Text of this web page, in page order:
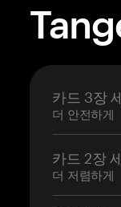
카드 3장
더 안전하게
카드 2장
더 저렴하게